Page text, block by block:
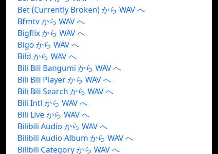
Bet (Currently Broken) から WAV へ
Bfmtv から WAV へ
Bigflix から WAV へ
Bigo から WAV へ
Bild から WAV へ
Bili Bili Bangumi から WAV へ
Bili Bili Player から WAV へ
Bili Bili Search から WAV へ
Bili Intl から WAV へ
Bili Live から WAV へ
Bilibili Audio から WAV へ
Bilibili Audio Album から WAV へ
Bilibili Category から WAV へ